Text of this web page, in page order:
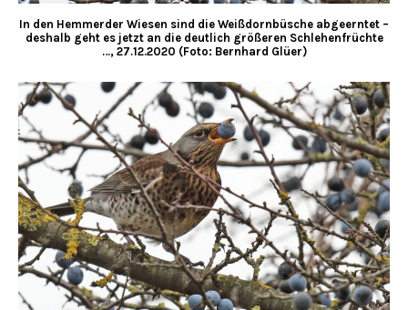
In den Hemmerder Wiesen sind die Weißdornbüsche abgeerntet –
deshalb geht es jetzt an die deutlich größeren Schlehenfrüchte
…, 27.12.2020 (Foto: Bernhard Glüer)